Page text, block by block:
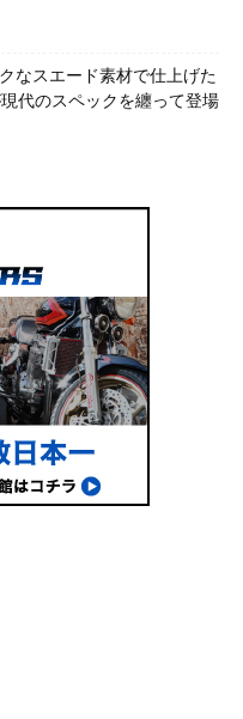
なスエード素材で仕上げた
現代のスペックを纏って登場